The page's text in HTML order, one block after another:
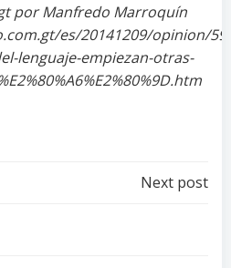
por Manfredo Marroquín
es/20141209/opinion/
lenguaje-empiezan-otras-
Next post